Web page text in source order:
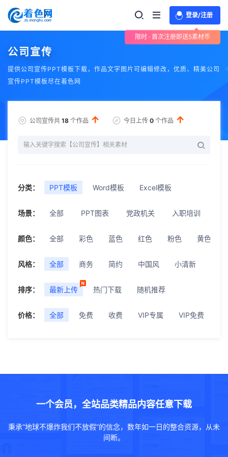
登录/注册
限时 · 首次注册即送5素材币
公司宣传
提供公司宣传PPT模板下载，作品文字图片可编辑修改，优质、精美公司
宣传PPT模板尽在着色网
公司宣传共 18 个作品 今日上传 0 个作品
分类： PPT模板 Word模板 Excel模板
场景： 全部 PPT图表 党政机关 入职培训
颜色： 全部 彩色 蓝色 红色 粉色 黄色
风格： 全部 商务 简约 中国风 小清新
排序： 最新上传 热门下载 随机推荐
价格： 全部 免费 收费 VIP专属 VIP免费
一个会员，全站品类精品内容任意下载
秉承“地球不爆炸我们不放假”的信念，数年如一日的整合资源，从未
间断。